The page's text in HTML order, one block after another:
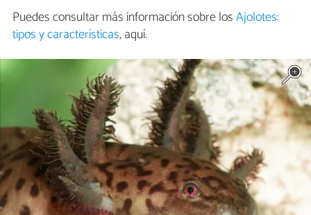
Puedes consultar más información sobre losAjolotes:
tipos y características, aquí.